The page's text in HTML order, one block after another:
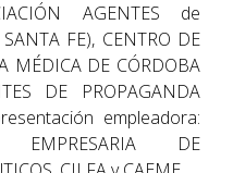
AGENTES de
FE), CENTRO DE
MÉDICA DE CÓRDOBA
DE PROPAGANDA
empleadora:
EMPRESARIA DE